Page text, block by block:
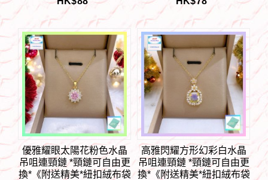
惠 9折※一次過購買兩件
85折, 一次過購買三件或以
上一律8折※ 包順豐運費】
買兩件 85折, 一次過購買
三件或以上一律8折※ 包順
豐運費】
優雅耀眼太陽花粉色水晶
吊咀連頸鏈 *頸鏈可自由更
換*《附送精美*紐扣絨布袋
高雅閃耀方形幻彩白水晶
吊咀連頸鏈 *頸鏈可自由更
換*《附送精美*紐扣絨布袋